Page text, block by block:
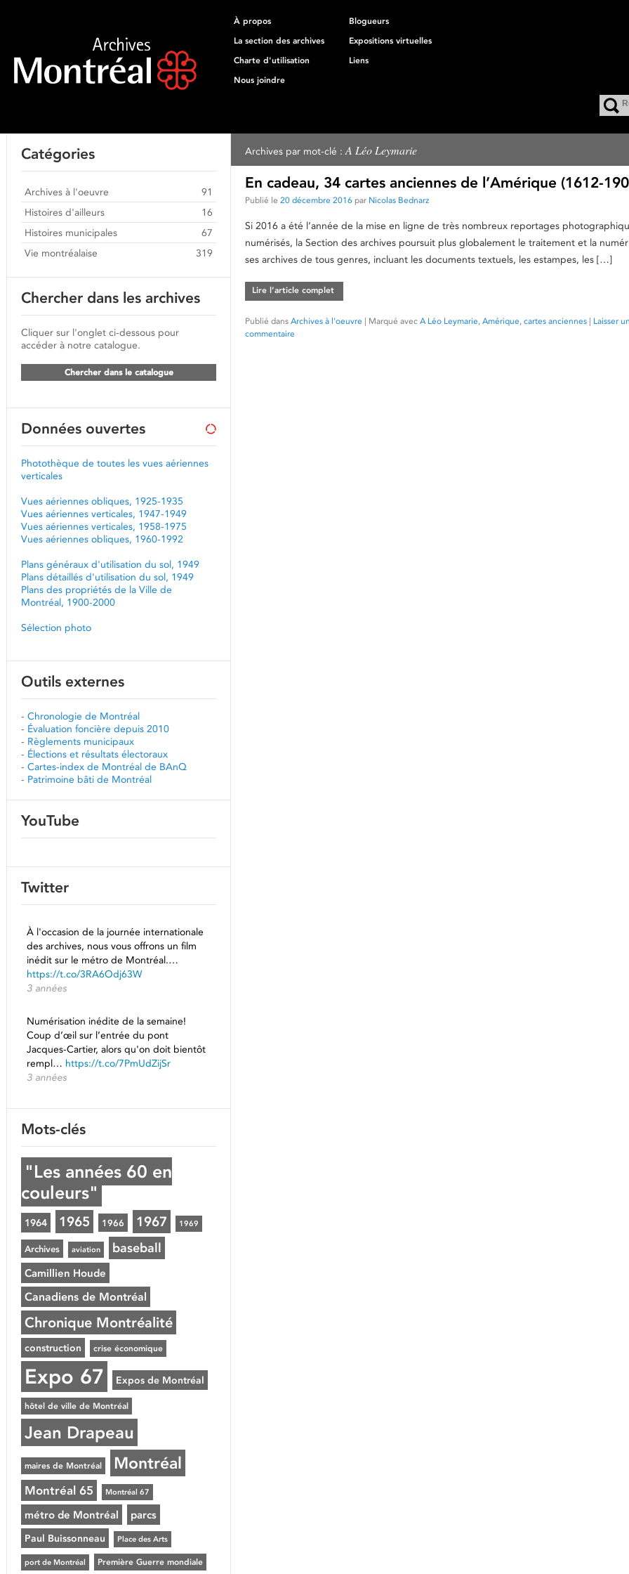
À propos
Blogueurs
La section des archives
Expositions virtuelles
Charte d'utilisation
Liens
Nous joindre
Archives par mot-clé :A Léo Leymarie
En cadeau, 34 cartes anciennes de l’Amérique (1612-
Publié le 20 décembre 2016 par Nicolas Bednarz
Si 2016 a été l’année de la mise en ligne de très nombreux reportages
numérisés, la Section des archives poursuit plus globalement le traitement et la
ses archives de tous genres, incluant les documents textuels, les estampes, les […]
Lire l’article complet
Publié dans Archives à l'oeuvre | Marqué avec A Léo Leymarie, Amérique, cartes anciennes | Laisser
commentaire
Catégories
Archives à l'oeuvre
91
Histoires d'ailleurs
16
Histoires municipales
67
Vie montréalaise
319
Chercher dans les archives
Cliquer sur l'onglet ci-dessous pour
accéder à notre catalogue.
Chercher dans le catalogue
Données ouvertes
Photothèque de toutes les vues aériennes
verticales
Vues aériennes obliques, 1925-1935
Vues aériennes verticales, 1947-1949
Vues aériennes verticales, 1958-1975
Vues aériennes obliques, 1960-1992
Plans généraux d'utilisation du sol, 1949
Plans détaillés d'utilisation du sol, 1949
Plans des propriétés de la Ville de
Montréal, 1900-2000
Sélection photo
Outils externes
- Chronologie de Montréal
- Évaluation foncière depuis 2010
- Règlements municipaux
- Élections et résultats électoraux
- Cartes-index de Montréal de BAnQ
- Patrimoine bâti de Montréal
YouTube
Twitter
À l'occasion de la journée internationale
des archives, nous vous offrons un film
inédit sur le métro de Montréal.…
https://t.co/3RA6Odj63W
3 années
Numérisation inédite de la semaine!
Coup d’œil sur l’entrée du pont
Jacques-Cartier, alors qu'on doit bientôt
rempl… https://t.co/7PmUdZijSr
3 années
Mots-clés
"Les années 60 en
couleurs"
1964 1965 1966 1967 1969
Archives aviation baseball
Camillien Houde
Canadiens de Montréal
Chronique Montréalité
construction crise économique
Expo 67 Expos de Montréal
hôtel de ville de Montréal
Jean Drapeau
maires de Montréal Montréal
Montréal 65 Montréal 67
métro de Montréal parcs
Paul Buissonneau Place des Arts
port de Montréal Première Guerre mondiale